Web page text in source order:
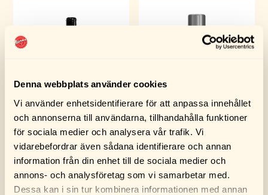
Denna webbplats använder cookies
Vi använder enhetsidentifierare för att anpassa innehållet
och annonserna till användarna, tillhandahålla funktioner
för sociala medier och analysera vår trafik. Vi
vidarebefordrar även sådana identifierare och annan
information från din enhet till de sociala medier och
annons- och analysföretag som vi samarbetar med.
Dessa kan i sin tur kombinera informationen med annan
Turtle Wax Original
Car Wax 500ML
249,00kr
Turtle Wax Cockpit
Shine Blank Spray
300ML
119,00kr